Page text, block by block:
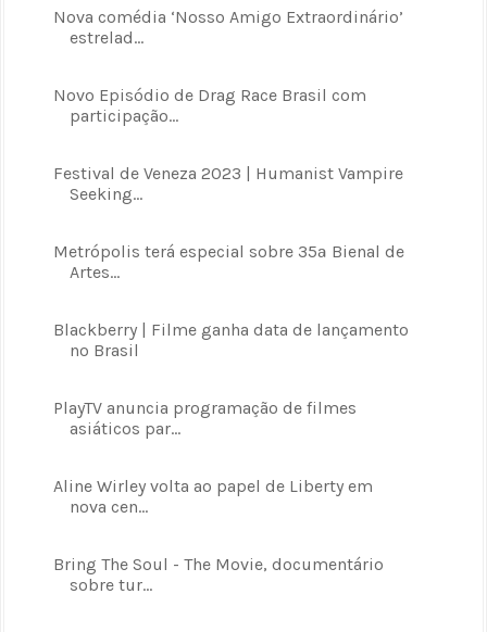
Nova comédia ‘Nosso Amigo Extraordinário’
estrelad...
Novo Episódio de Drag Race Brasil com
participação...
Festival de Veneza 2023 | Humanist Vampire
Seeking...
Metrópolis terá especial sobre 35ª Bienal de
Artes...
Blackberry | Filme ganha data de lançamento
no Brasil
PlayTV anuncia programação de filmes
asiáticos par...
Aline Wirley volta ao papel de Liberty em
nova cen...
Bring The Soul - The Movie, documentário
sobre tur...